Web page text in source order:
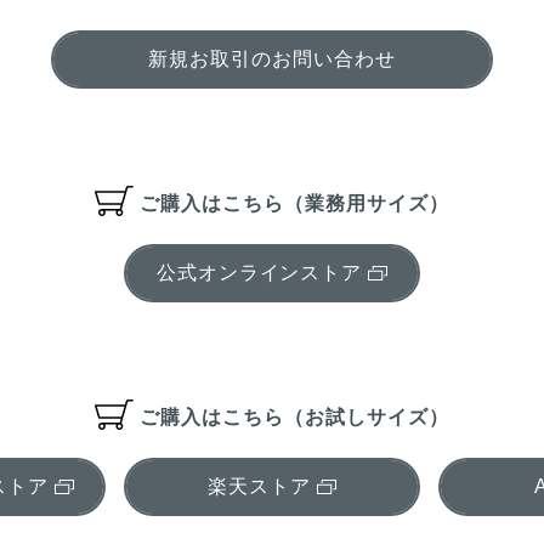
新規お取引のお問い合わせ
ご購入はこちら（業務用サイズ）
公式オンラインストア
ご購入はこちら（お試しサイズ）
トア 楽天ストア